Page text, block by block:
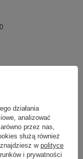
Zadaj pytanie
działania
analizować
przez nas,
służą również
w polityce
i prywatności